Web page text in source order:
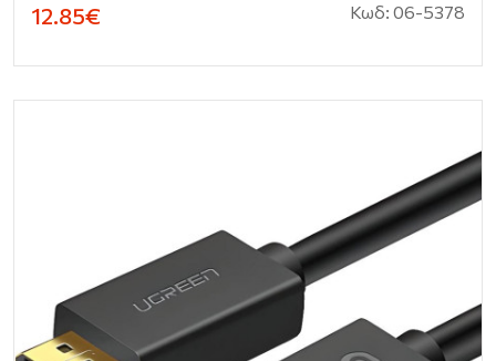
12.85€ Κωδ: 06-5378